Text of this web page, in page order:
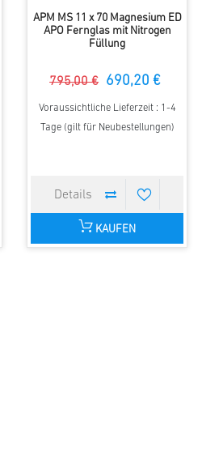
APM MS 11 x 70 Magnesium ED
APO Fernglas mit Nitrogen
Füllung
795,00 € 690,20 €
Voraussichtliche Lieferzeit : 1-4
Tage (gilt für Neubestellungen)
KAUFEN